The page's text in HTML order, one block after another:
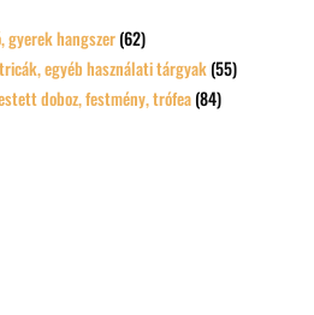
hangszer (62)
egyéb használati tárgyak (55)
doboz, festmény, trófea (84)